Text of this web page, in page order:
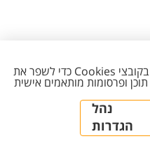
מדיניות עריכת
תוכן